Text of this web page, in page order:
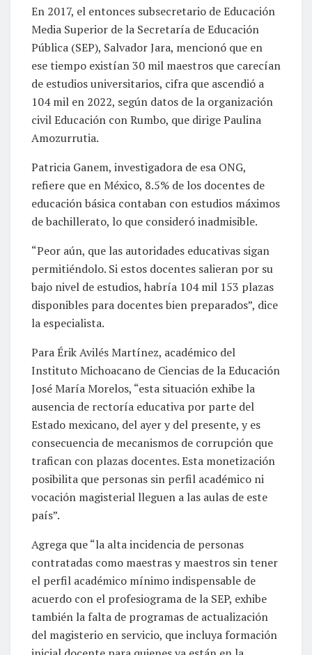
En 2017, el entonces subsecretario de Educación
Media Superior de la Secretaría de Educación
Pública (SEP), Salvador Jara, mencionó que en
ese tiempo existían 30 mil maestros que carecían
de estudios universitarios, cifra que ascendió a
104 mil en 2022, según datos de la organización
civil Educación con Rumbo, que dirige Paulina
Amozurrutia.
Patricia Ganem, investigadora de esa ONG,
refiere que en México, 8.5% de los docentes de
educación básica contaban con estudios máximos
de bachillerato, lo que consideró inadmisible.
“Peor aún, que las autoridades educativas sigan
permitiéndolo. Si estos docentes salieran por su
bajo nivel de estudios, habría 104 mil 153 plazas
disponibles para docentes bien preparados”, dice
la especialista.
Para Érik Avilés Martínez, académico del
Instituto Michoacano de Ciencias de la Educación
José María Morelos, “esta situación exhibe la
ausencia de rectoría educativa por parte del
Estado mexicano, del ayer y del presente, y es
consecuencia de mecanismos de corrupción que
trafican con plazas docentes. Esta monetización
posibilita que personas sin perfil académico ni
vocación magisterial lleguen a las aulas de este
país”.
Agrega que “la alta incidencia de personas
contratadas como maestras y maestros sin tener
el perfil académico mínimo indispensable de
acuerdo con el profesiograma de la SEP, exhibe
también la falta de programas de actualización
del magisterio en servicio, que incluya formación